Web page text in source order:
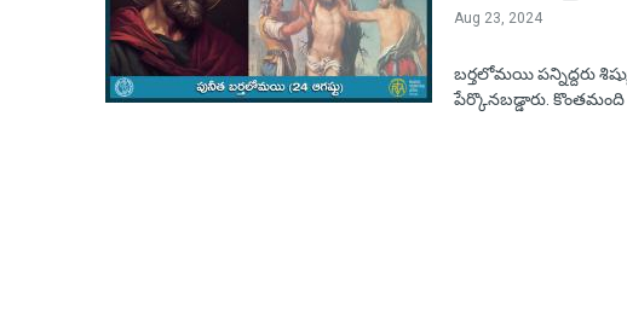
Aug 23, 2024
బర్తలోమయి పన్నిద్దరు
పేర్కొనబడ్డారు.